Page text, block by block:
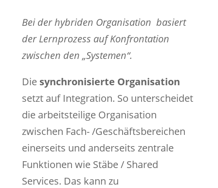
Bei der hybriden Organisation basiert
der Lernprozess auf Konfrontation
zwischen den „Systemen“.
Die synchronisierte Organisation
setzt auf Integration. So unterscheidet
die arbeitsteilige Organisation
zwischen Fach- /Geschäftsbereichen
einerseits und anderseits zentrale
Funktionen wie Stäbe / Shared
Services. Das kann zu